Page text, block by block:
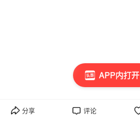
APP内打开
分享 评论